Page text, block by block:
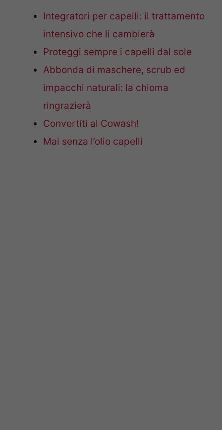
Integratori per capelli: il trattamento
intensivo che li cambierà
Proteggi sempre i capelli dal sole
Abbonda di maschere, scrub ed
impacchi naturali: la chioma
ringrazierà
Convertiti al Cowash!
Mai senza l’olio capelli